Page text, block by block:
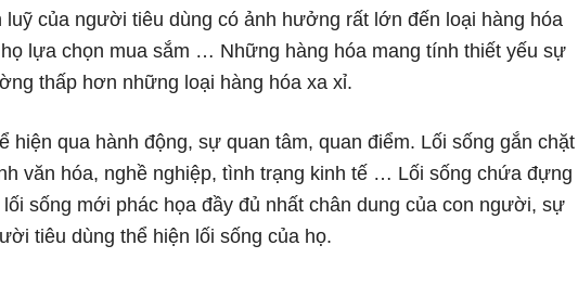
luỹ của người tiêu dùng có ảnh hưởng rất lớn đến loại hàng hóa
lựa chọn mua sắm … Những hàng hóa mang tính thiết yếu sự
thấp hơn những loại hàng hóa xa xỉ.
hiện qua hành động, sự quan tâm, quan điểm. Lối sống gắn chặt
văn hóa, nghề nghiệp, tình trạng kinh tế … Lối sống chứa đựng
sống mới phác họa đầy đủ nhất chân dung của con người, sự
tiêu dùng thể hiện lối sống của họ.